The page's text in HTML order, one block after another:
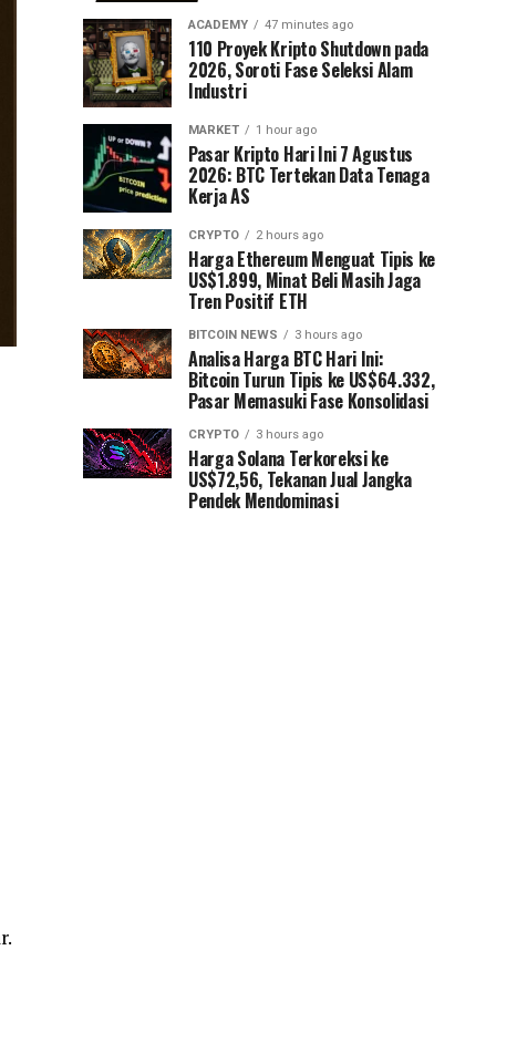
ACADEMY 47 minutes ago
110 Proyek Kripto Shutdown pada
2026, Soroti Fase Seleksi Alam
Industri
MARKET 1 hour ago
Pasar Kripto Hari Ini 7 Agustus
2026: BTC Tertekan Data Tenaga
Kerja AS
CRYPTO 2 hours ago
Harga Ethereum Menguat Tipis ke
US$1.899, Minat Beli Masih Jaga
Tren Positif ETH
BITCOIN NEWS 3 hours ago
Analisa Harga BTC Hari Ini:
Bitcoin Turun Tipis ke US$64.332,
Pasar Memasuki Fase Konsolidasi
CRYPTO 3 hours ago
Harga Solana Terkoreksi ke
US$72,56, Tekanan Jual Jangka
Pendek Mendominasi